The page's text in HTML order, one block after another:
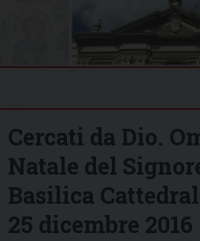
Cercati da Dio.
Natale del
Basilica
25 dicembre 2016